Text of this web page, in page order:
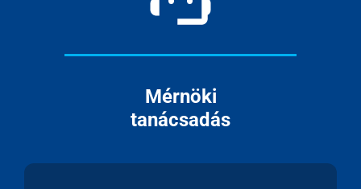
Mérnöki
tanácsadás